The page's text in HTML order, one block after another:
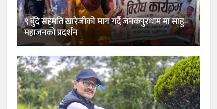
९ बुँदे सहमति खारेजीको माग गर्दै जनकपुरधाम मा साहु–
महाजनको प्रदर्शन